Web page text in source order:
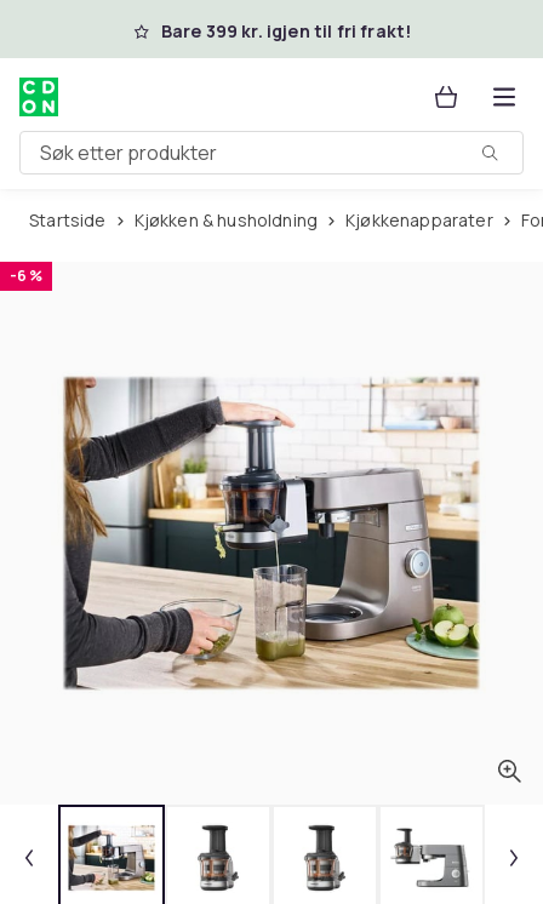
Hopp til hovedinnholdBare 399 kr. igjen til fri frakt!
Søk etter produkter
Startside Kjøkken & husholdning Kjøkkenapparater
-6 %